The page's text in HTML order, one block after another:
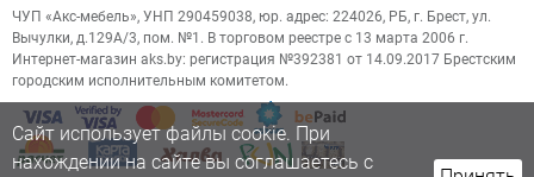
ЧУП «Акс-мебель», УНП 290459038, юр. адрес: 224026, РБ, г. Брест, ул.
Вычулки, д.129А/3, пом. №1. В торговом реестре с 13 марта 2006 г.
Интернет-магазин aks.by: регистрация №392381 от 14.09.2017 Брестским
городским исполнительным комитетом.
Сайт использует файлы cookie. При
нахождении на сайте вы соглашаетесь с